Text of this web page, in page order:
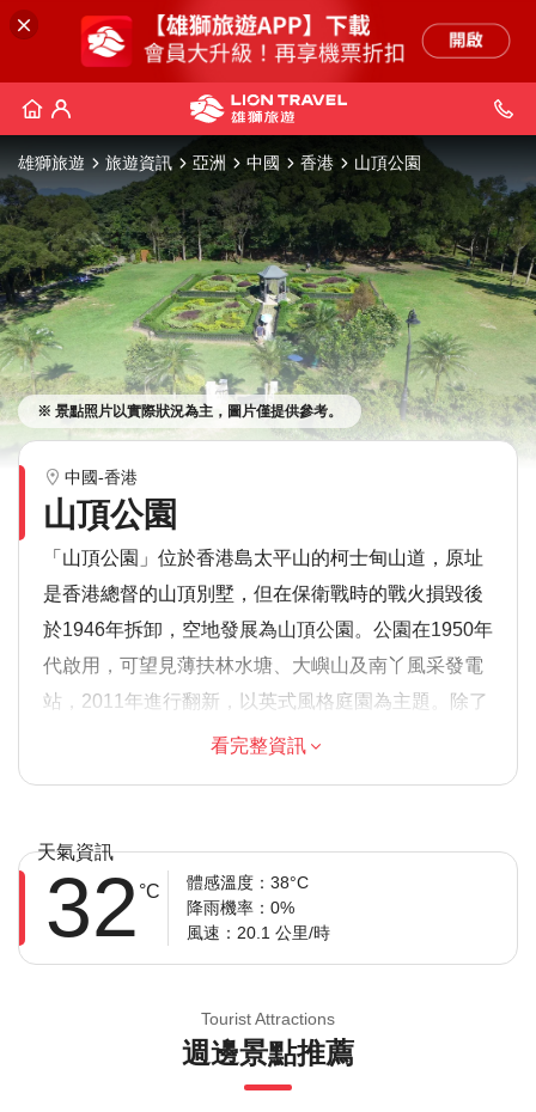
雄獅旅遊 旅遊資訊 亞洲 中國 香港 山頂公園
※ 景點照片以實際狀況為主，圖片僅提供參考。
中國-香港
山頂公園
「山頂公園」位於香港島太平山的柯士甸山道，原址
是香港總督的山頂別墅，但在保衛戰時的戰火損毀後
於1946年拆卸，空地發展為山頂公園。公園在1950年
代啟用，可望見薄扶林水塘、大嶼山及南丫風采發電
站，2011年進行翻新，以英式風格庭園為主題。除了
該處也是香港最大的寵物公園，設有狗廁所外，中央
去處；路徑可經由公園雜貨店後方的觀景臺，可遠望
至藍巴勒海峽、山頂無線電站等，是個理想的旅遊地
點。
由於遊覽的歷史重點，建議成人參加，但歡迎家庭
大多數旅行者都可以參加
此旅遊/活動最多 8 位旅客
看完整資訊
天氣資訊
32 °C
體感溫度：38°C
降雨機率：0%
風速：20.1 公里/時
Tourist Attractions
週邊景點推薦